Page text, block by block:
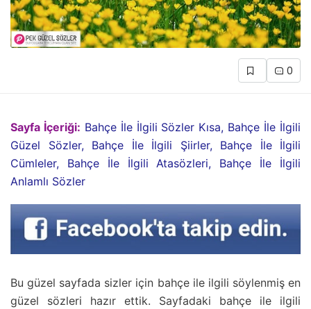
0
Sayfa İçeriği: Bahçe İle İlgili Sözler Kısa, Bahçe İle İlgili
Güzel Sözler, Bahçe İle İlgili Şiirler, Bahçe İle İlgili
Cümleler, Bahçe İle İlgili Atasözleri, Bahçe İle İlgili
Anlamlı Sözler
Bu güzel sayfada sizler için bahçe ile ilgili söylenmiş en
güzel sözleri hazır ettik. Sayfadaki bahçe ile ilgili